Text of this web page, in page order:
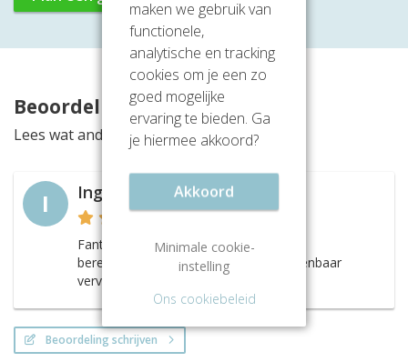
Beoordelingen
Lees wat anderen vinden van deze locatie
I Ingrid
Fantastische ruimtes en een perfecte
bereikbaarheid met de auto en het openbaar
vervoer!
Beoordeling schrijven
maken we gebruik van
functionele,
analytische en tracking
cookies om je een zo
goed mogelijke
ervaring te bieden. Ga
je hiermee akkoord?
Akkoord
Minimale cookie-
instelling
Ons cookiebeleid